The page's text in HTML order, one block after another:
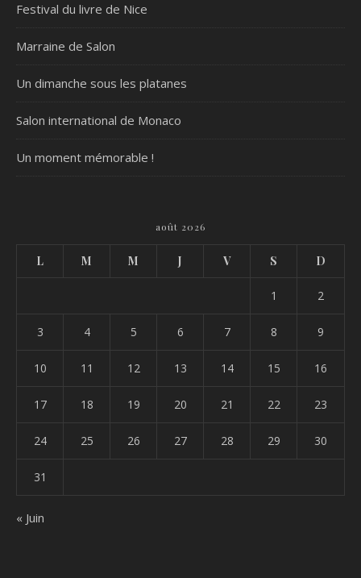
Festival du livre de Nice
Marraine de Salon
Un dimanche sous les platanes
Salon international de Monaco
Un moment mémorable !
août 2026
L M M J V S D
1 2
3 4 5 6 7 8 9
10 11 12 13 14 15 16
17 18 19 20 21 22 23
24 25 26 27 28 29 30
31
« Juin